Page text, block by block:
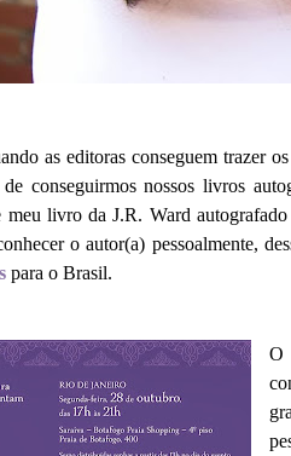
as editoras conseguem trazer
conseguirmos nossos livros
livro da J.R. Ward
o autor(a) pessoalmente,
para o Brasil.
O